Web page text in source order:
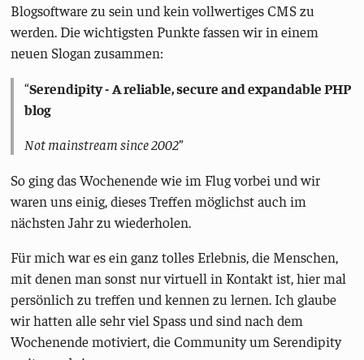
Blogsoftware zu sein und kein vollwertiges CMS zu
werden. Die wichtigsten Punkte fassen wir in einem
neuen Slogan zusammen:
Serendipity - A reliable, secure and expandable PHP
blog
Not mainstream since 2002
So ging das Wochenende wie im Flug vorbei und wir
waren uns einig, dieses Treffen möglichst auch im
nächsten Jahr zu wiederholen.
Für mich war es ein ganz tolles Erlebnis, die Menschen,
mit denen man sonst nur virtuell in Kontakt ist, hier mal
persönlich zu treffen und kennen zu lernen. Ich glaube
wir hatten alle sehr viel Spass und sind nach dem
Wochenende motiviert, die Community um Serendipity